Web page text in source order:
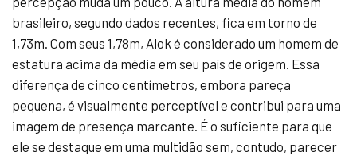
brasileiro, segundo dados recentes, fica em torno de
1,73m. Com seus 1,78m, Alok é considerado um homem de
estatura acima da média em seu país de origem. Essa
diferença de cinco centímetros, embora pareça
pequena, é visualmente perceptível e contribui para uma
imagem de presença marcante. É o suficiente para que
ele se destaque em uma multidão sem, contudo, parecer